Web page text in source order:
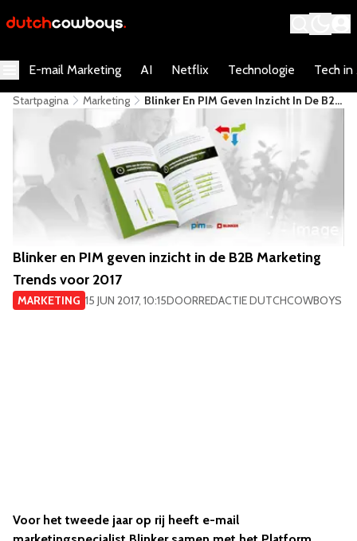
E-mail Marketing AI Netflix Technologie Tech in
Startpagina Marketing
Blinker En PIM Geven Inzicht In De B2B
Marketing Trends Voor 2017
Blinker en PIM geven inzicht in de B2B Marketing
Trends voor 2017
MARKETING 15 JUN 2017, 10:15DOORREDACTIE DUTCHCOWBOYS
Voor het tweede jaar op rij heeft e-mail